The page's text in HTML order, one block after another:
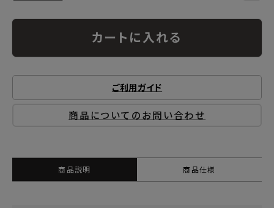
カートに入れる
ご利用ガイド
商品についてのお問い合わせ
商品説明 商品仕様